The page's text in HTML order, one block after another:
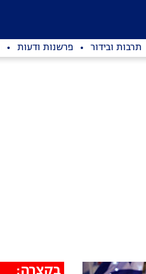
תרבות ובידור פרשנות ודעות